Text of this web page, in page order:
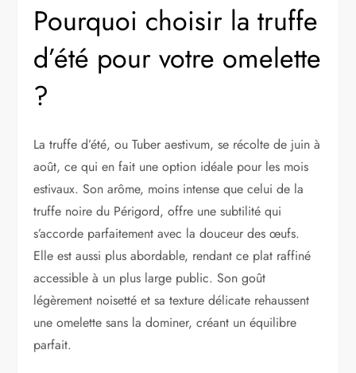
Pourquoi choisir la truffe
d’été pour votre omelette
?
La truffe d’été, ou Tuber aestivum, se récolte de juin à
août, ce qui en fait une option idéale pour les mois
estivaux. Son arôme, moins intense que celui de la
truffe noire du Périgord, offre une subtilité qui
s’accorde parfaitement avec la douceur des œufs.
Elle est aussi plus abordable, rendant ce plat raffiné
accessible à un plus large public. Son goût
légèrement noisetté et sa texture délicate rehaussent
une omelette sans la dominer, créant un équilibre
parfait.